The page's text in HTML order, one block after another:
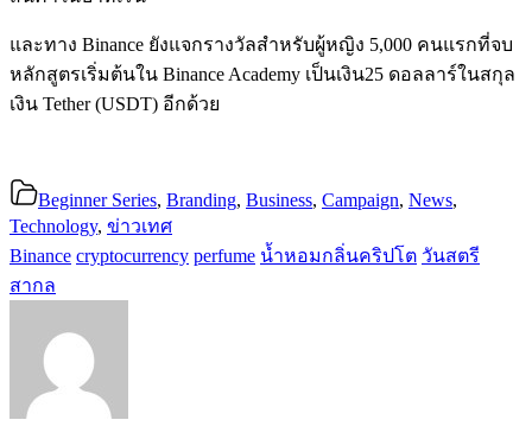
และทาง Binance ยังแจกรางวัลสำหรับผู้หญิง 5,000 คนแรกที่จบ
หลักสูตรเริ่มต้นใน Binance Academy เป็นเงิน25 ดอลลาร์ในสกุล
เงิน Tether (USDT) อีกด้วย
Beginner Series, Branding, Business, Campaign, News,
Technology, ข่าวเทศ
Binance cryptocurrency perfume น้ำหอมกลิ่นคริปโต วันสตรี
สากล